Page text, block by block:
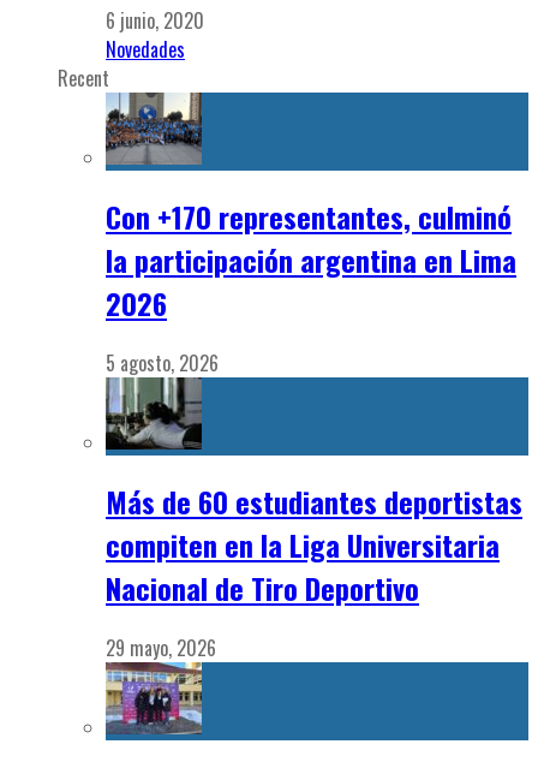
6 junio, 2020
Novedades
Recent
Con +170 representantes, culminó
la participación argentina en Lima
2026
5 agosto, 2026
Más de 60 estudiantes deportistas
compiten en la Liga Universitaria
Nacional de Tiro Deportivo
29 mayo, 2026